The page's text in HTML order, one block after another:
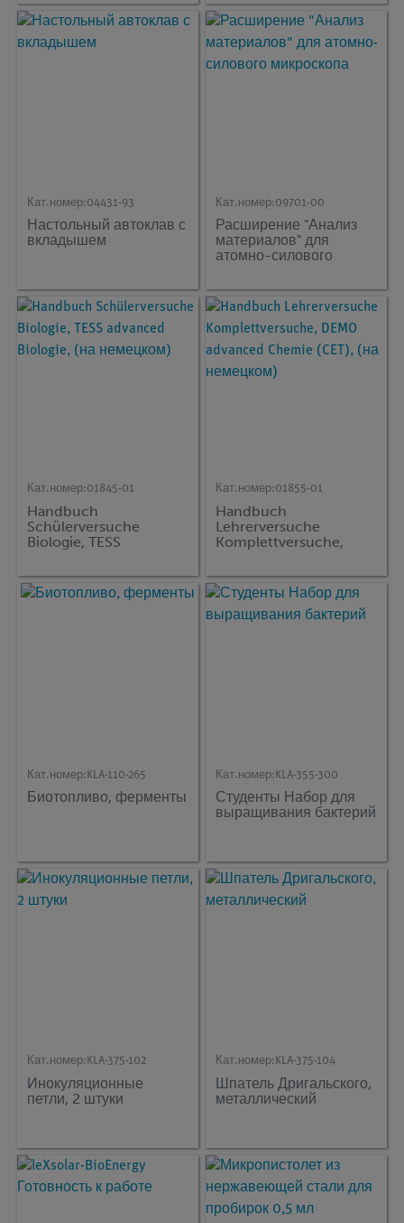
Кат.номер:04431-93
Настольный автоклав с
вкладышем
Кат.номер:09701-00
Расширение "Анализ
материалов" для
атомно-силового
Кат.номер:01845-01
Handbuch
Schülerversuche
Biologie, TESS
немецком)
Кат.номер:01855-01
Handbuch
Lehrerversuche
Komplettversuche,
Chemie (CET), (на
немецком)
Кат.номер: KLA-110-265
Биотопливо, ферменты
Кат.номер: KLA-355-300
Студенты Набор для
выращивания бактерий
Кат.номер: KLA-375-102
Инокуляционные
петли, 2 штуки
Кат.номер: KLA-375-104
Шпатель Дригальского,
металлический